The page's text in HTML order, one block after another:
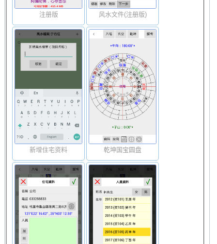
注册版 风水文件(注册版)
新增住宅资料 乾坤国宝圆盘